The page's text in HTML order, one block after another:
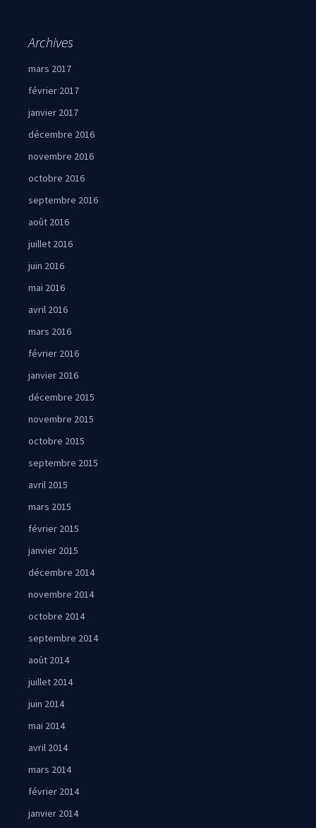
Archives
mars 2017
février 2017
janvier 2017
décembre 2016
novembre 2016
octobre 2016
septembre 2016
août 2016
juillet 2016
juin 2016
mai 2016
avril 2016
mars 2016
février 2016
janvier 2016
décembre 2015
novembre 2015
octobre 2015
septembre 2015
avril 2015
mars 2015
février 2015
janvier 2015
décembre 2014
novembre 2014
octobre 2014
septembre 2014
août 2014
juillet 2014
juin 2014
mai 2014
avril 2014
mars 2014
février 2014
janvier 2014